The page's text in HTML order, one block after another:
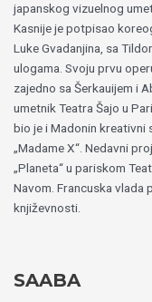
japanskog vizuelnog
Kasnije je potpisao
Luke Gvadanjina, sa
ulogama. Svoju prvu
zajedno sa Šerkauijem i
umetnik Teatra Šajo u
bio je i Madonin kreativni
„Madame X“. Nedavni
„Planeta“ u pariskom
Navom. Francuska vlada
književnosti.
SAABA